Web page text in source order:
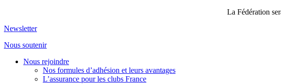
contenu
La Fédération
Newsletter
Nous soutenir
Nous rejoindre
Nos formules d’adhésion et leurs avantages
L’assurance pour les clubs France